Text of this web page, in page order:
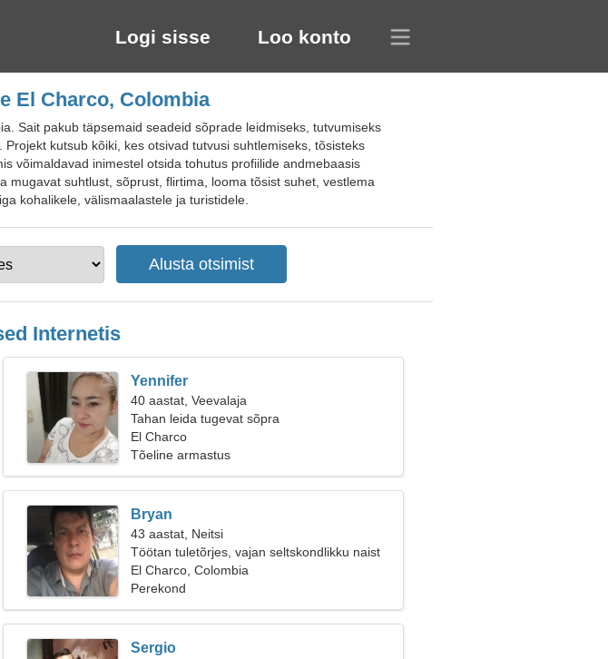
Logi sisse Loo konto
El Charco, Colombia
Sait pakub täpsemaid seadeid sõprade leidmiseks, tutvumiseks
kutsub kõiki, kes otsivad tutvusi suhtlemiseks, tõsisteks
võimaldavad inimestel otsida tohutus profiilide andmebaasis
suhtlust, sõprust, flirtima, looma tõsist suhet, vestlema
kohalikele, välismaalastele ja turistidele.
Internetis
Yennifer
40 aastat, Veevalaja
Tahan leida tugevat sõpra
El Charco
Tõeline armastus
Bryan
43 aastat, Neitsi
Töötan tuletõrjes, vajan seltskondlikku naist
El Charco, Colombia
Perekond
Sergio